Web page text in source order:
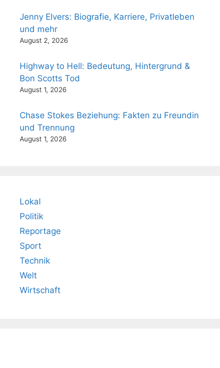
Jenny Elvers: Biografie, Karriere, Privatleben
und mehr
August 2, 2026
Highway to Hell: Bedeutung, Hintergrund &
Bon Scotts Tod
August 1, 2026
Chase Stokes Beziehung: Fakten zu Freundin
und Trennung
August 1, 2026
Lokal
Politik
Reportage
Sport
Technik
Welt
Wirtschaft